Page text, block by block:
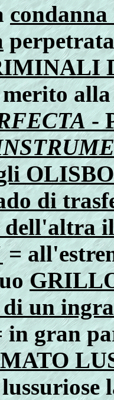
condanna
alla
-
di
dell'altra
=
un
gran